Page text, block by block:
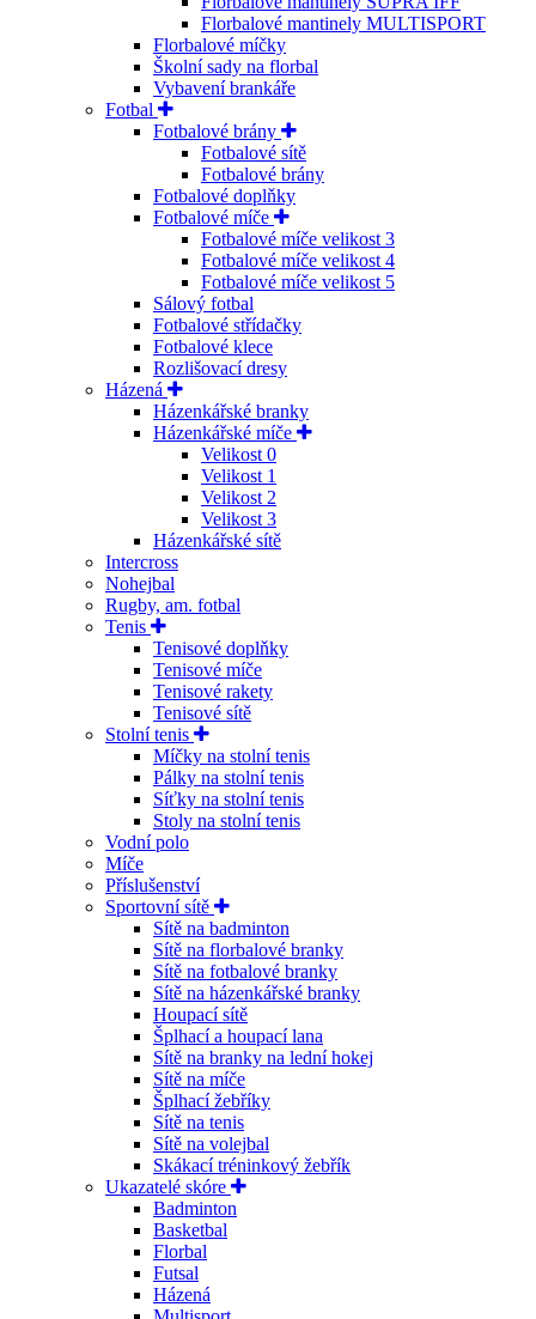
Florbalové mantinely MULTISPORT
Florbalové míčky
Školní sady na florbal
Vybavení brankáře
Fotbal
Fotbalové brány
Fotbalové sítě
Fotbalové brány
Fotbalové doplňky
Fotbalové míče
Fotbalové míče velikost 3
Fotbalové míče velikost 4
Fotbalové míče velikost 5
Sálový fotbal
Fotbalové střídačky
Fotbalové klece
Rozlišovací dresy
Házená
Házenkářské branky
Házenkářské míče
Velikost 0
Velikost 1
Velikost 2
Velikost 3
Házenkářské sítě
Intercross
Nohejbal
Rugby, am. fotbal
Tenis
Tenisové doplňky
Tenisové míče
Tenisové rakety
Tenisové sítě
Stolní tenis
Míčky na stolní tenis
Pálky na stolní tenis
Síťky na stolní tenis
Stoly na stolní tenis
Vodní polo
Míče
Příslušenství
Sportovní sítě
Sítě na badminton
Sítě na florbalové branky
Sítě na fotbalové branky
Sítě na házenkářské branky
Houpací sítě
Šplhací a houpací lana
Sítě na branky na lední hokej
Sítě na míče
Šplhací žebříky
Sítě na tenis
Sítě na volejbal
Skákací tréninkový žebřík
Ukazatelé skóre
Badminton
Basketbal
Florbal
Futsal
Házená